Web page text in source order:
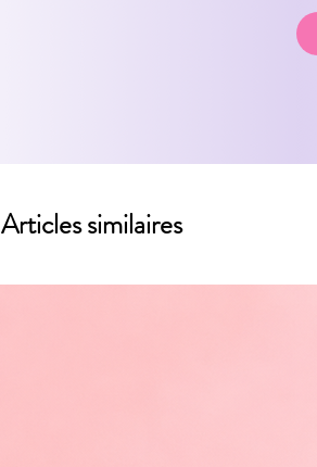
Articles similaires